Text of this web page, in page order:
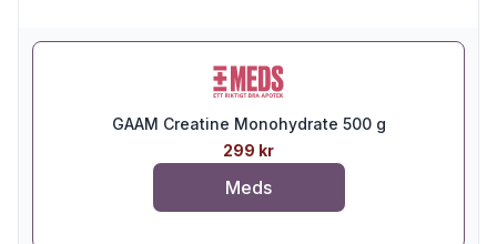
GAAM Creatine Monohydrate 500 g
299 kr
Meds